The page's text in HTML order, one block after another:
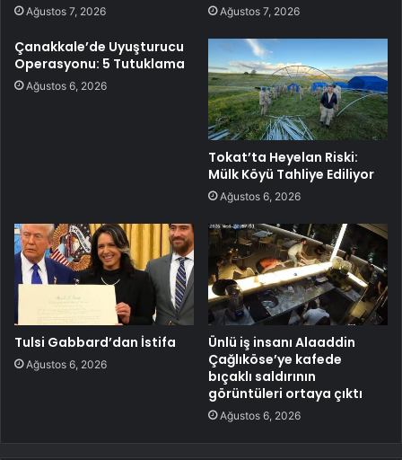
Ağustos 7, 2026 Ağustos 7, 2026
Çanakkale’de Uyuşturucu
Operasyonu: 5 Tutuklama
Ağustos 6, 2026
Tokat’ta Heyelan Riski:
Mülk Köyü Tahliye Ediliyor
Ağustos 6, 2026
Tulsi Gabbard’dan İstifa
Ağustos 6, 2026
Ünlü iş insanı Alaaddin
Çağlıköse’ye kafede
bıçaklı saldırının
görüntüleri ortaya çıktı
Ağustos 6, 2026